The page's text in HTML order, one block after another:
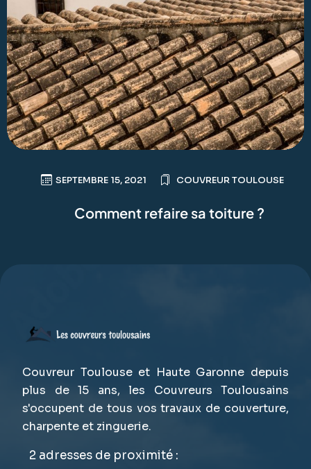
SEPTEMBRE 15, 2021 COUVREUR TOULOUSE
Comment refaire sa toiture ?
Couvreur Toulouse et Haute Garonne depuis
plus de 15 ans, les Couvreurs Toulousains
s'occupent de tous vos travaux de couverture,
charpente et zinguerie.
2 adresses de proximité :